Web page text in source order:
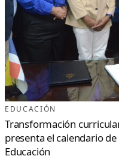
EDUCACIÓN
Transformación
presenta el calendario
Educación